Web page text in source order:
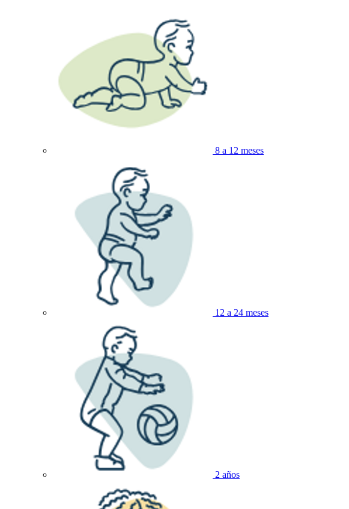
8 a 12 meses
12 a 24 meses
2 años